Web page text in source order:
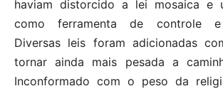
haviam distorcido a lei mosaica e
como ferramenta de controle e
Diversas leis foram adicionadas
tornar ainda mais pesada a
Inconformado com o peso da